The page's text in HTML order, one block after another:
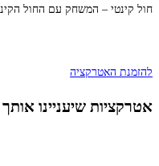
חול קינטי – המשחק עם החול
להזמנת האטרקציה
אטרקציות שיעניינו אותך